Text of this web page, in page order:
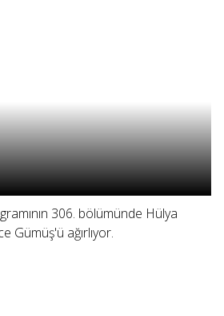
306. bölümünde Hülya
Gümüş'ü ağırlıyor.